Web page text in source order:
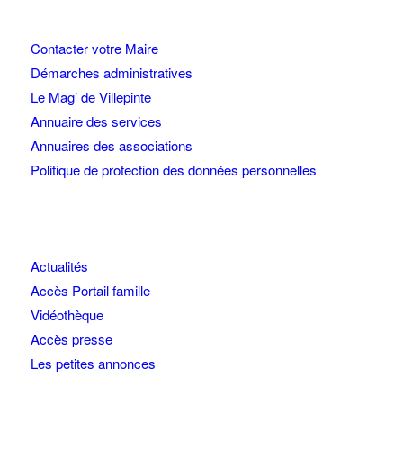
Contacter votre Maire
Démarches administratives
Le Mag’ de Villepinte
Annuaire des services
Annuaires des associations
Politique de protection des données personnelles
Actualités
Accès Portail famille
Vidéothèque
Accès presse
Les petites annonces